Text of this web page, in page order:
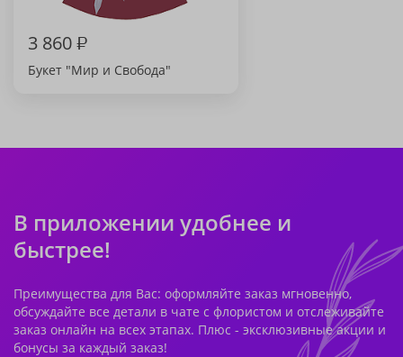
3 860₽
Букет "Мир и Свобода"
В приложении удобнее и
быстрее!
Преимущества для Вас: оформляйте заказ мгновенно,
обсуждайте все детали в чате с флористом и отслеживайте
заказ онлайн на всех этапах. Плюс - эксклюзивные акции и
бонусы за каждый заказ!